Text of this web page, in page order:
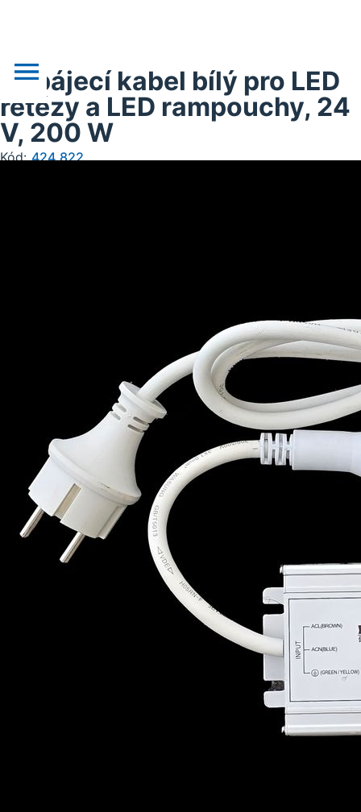
o nás
Napájecí kabel bílý pro LED
řetězy a LED rampouchy, 24
V, 200 W
Kód:424.822